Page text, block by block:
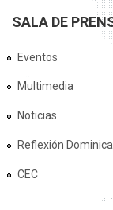
SALA DE
Eventos
Multimedia
Noticias
Reflexión Dominical
CEC